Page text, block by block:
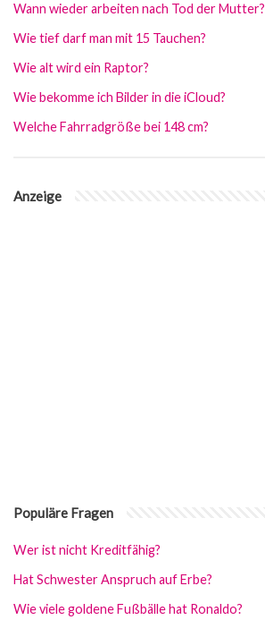
Wann wieder arbeiten nach Tod der Mutter?
Wie tief darf man mit 15 Tauchen?
Wie alt wird ein Raptor?
Wie bekomme ich Bilder in die iCloud?
Welche Fahrradgröße bei 148 cm?
Anzeige
Populäre Fragen
Wer ist nicht Kreditfähig?
Hat Schwester Anspruch auf Erbe?
Wie viele goldene Fußbälle hat Ronaldo?